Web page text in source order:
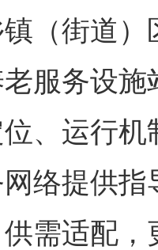
（街道
服务设
、运行
络提供
需适配